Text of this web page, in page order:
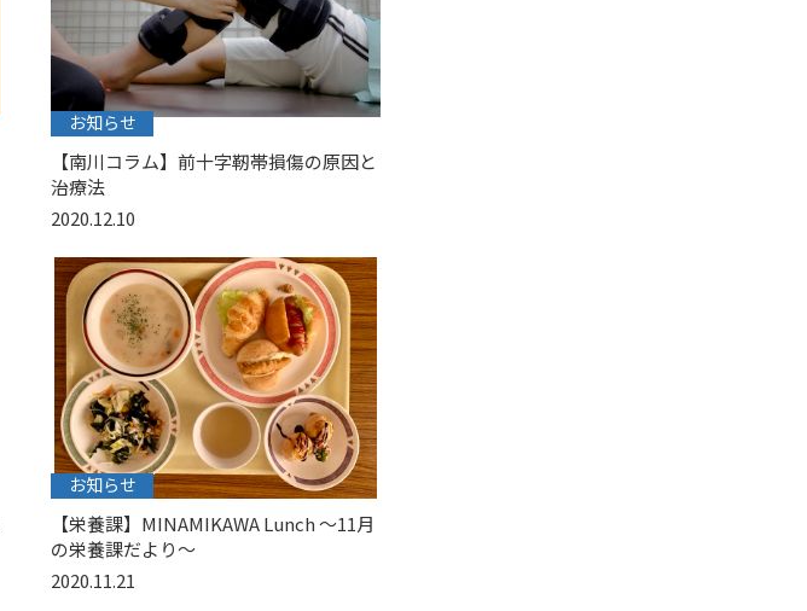
お知らせ
【南川コラム】前十字靭帯損傷の原因と
治療法
2020.12.10
お知らせ
【栄養課】MINAMIKAWA Lunch 〜11月
の栄養課だより〜
2020.11.21